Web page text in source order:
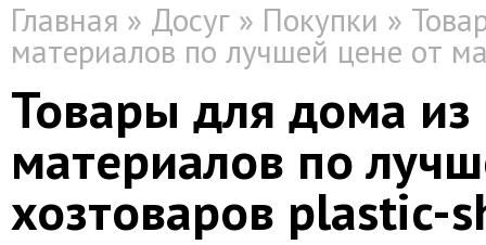
Главная » Досуг » Покупки »
материалов по лучшей цене от
Товары для дома из
материалов по
хозтоваров plastic-